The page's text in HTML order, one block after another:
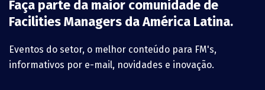
Faça parte da maior comunidade de
Facilities Managers da América Latina.
Eventos do setor, o melhor conteúdo para FM's,
informativos por e-mail, novidades e inovação.